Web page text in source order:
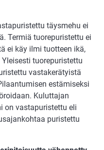
täysmehu ei
Termiä tuorepuristettu ei
ei käy ilmi tuotteen ikä,
tuorepuristettu
vastakerätyistä
estämiseksi
Kuluttajan
on vastapuristettu eli
puristettu